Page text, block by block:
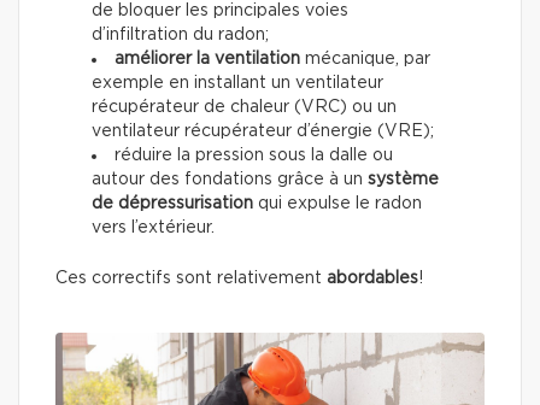
de bloquer les principales voies
d’infiltration du radon;
améliorer la ventilation mécanique, par
exemple en installant un ventilateur
récupérateur de chaleur (VRC) ou un
ventilateur récupérateur d’énergie (VRE);
réduire la pression sous la dalle ou
autour des fondations grâce à un système
de dépressurisation qui expulse le radon
vers l’extérieur.
Ces correctifs sont relativement abordables!